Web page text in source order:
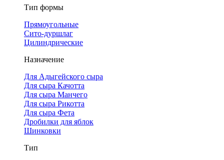
Тип формы
Прямоугольные
Сито-дуршлаг
Цилиндрические
Назначение
Для Адыгейского сыра
Для сыра Качотта
Для сыра Манчего
Для сыра Рикотта
Для сыра Фета
Дробилки для яблок
Шинковки
Тип